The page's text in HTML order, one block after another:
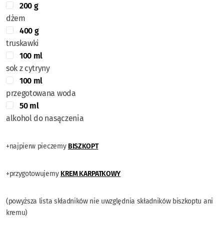
200 g
dżem
400 g
truskawki
100 ml
sok z cytryny
100 ml
przegotowana woda
50 ml
alkohol do nasączenia
+najpierw pieczemy BISZKOPT
+przygotowujemy KREM KARPATKOWY
(powyższa lista składników nie uwzględnia składników biszkoptu ani
kremu)